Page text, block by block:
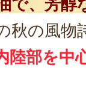
で、芳醇
秋の風物
陸部を中